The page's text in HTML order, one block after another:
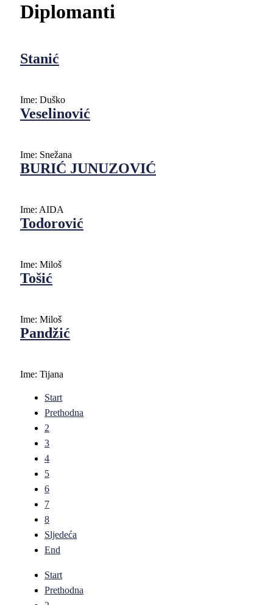
Diplomanti
Stanić
Ime: Duško
Veselinović
Ime: Snežana
BURIĆ JUNUZOVIĆ
Ime: AIDA
Todorović
Ime: Miloš
Tošić
Ime: Мiloš
Pandžić
Ime: Tijana
Start
Prethodna
2
3
4
5
6
7
8
Sljedeća
End
Start
Prethodna